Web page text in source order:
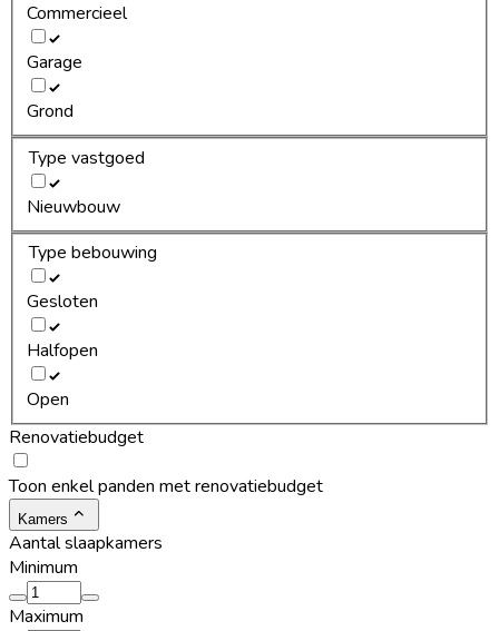
Commercieel
Garage
Grond
Type vastgoed
Nieuwbouw
Type bebouwing
Gesloten
Halfopen
Open
Renovatiebudget
Toon enkel panden met renovatiebudget
Kamers
Aantal slaapkamers
Minimum
Maximum